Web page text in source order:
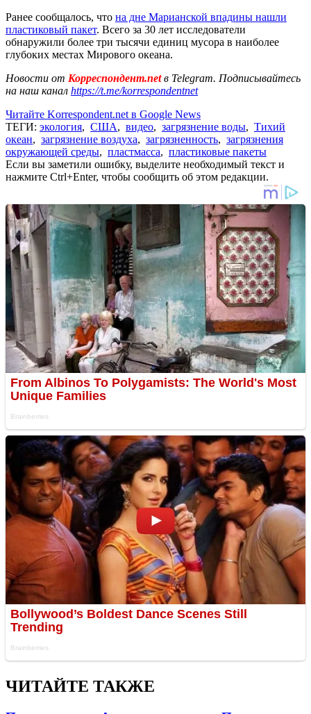
Ранее сообщалось, что на дне Марианской впадины нашли
пластиковый пакет. Всего за 30 лет исследователи
обнаружили более три тысячи единиц мусора в наиболее
глубоких местах Мирового океана.
Новости от Корреспондент.netв Telegram. Подписывайтесь
на наш канал https://t.me/korrespondentnet
Читайте Korrespondent.net в Google News
ТЕГИ: экология, США, видео, загрязнение воды, Тихий
океан, загрязнение воздуха, загрязненность, загрязнения
окружающей среды, пластмасса, пластиковые пакеты
Если вы заметили ошибку, выделите необходимый текст и
нажмите Ctrl+Enter, чтобы сообщить об этом редакции.
ЧИТАЙТЕ ТАКЖЕ